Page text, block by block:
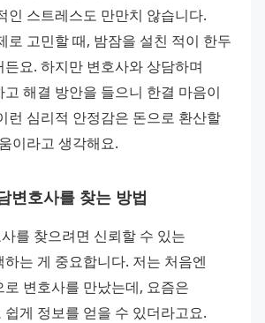
인 스트레스도 만만치 않습니다.
로 고민할 때, 밤잠을 설친 적이 한두
든요. 하지만 변호사와 상담하며
해결 방안을 들으니 한결 마음이
런 심리적 안정감은 돈으로 환산할
이라고 생각해요.
변호사를 찾는 방법
를 찾으려면 신뢰할 수 있는
는 게 중요합니다. 저는 처음엔
로 변호사를 만났는데, 요즘은
쉽게 정보를 얻을 수 있더라고요.